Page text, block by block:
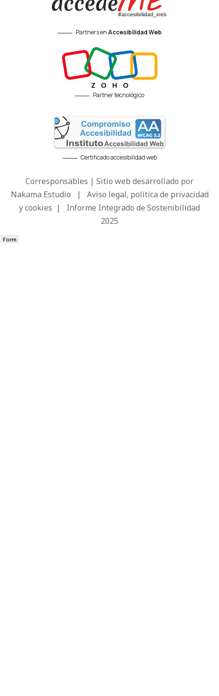
Partners enAccesibilidad Web
Partner tecnológico
Certificado accesibilidad web
Corresponsables | Sitio web desarrollado por
Nakama Estudio | Aviso legal, política de privacidad
y cookies | Informe Integrado de Sostenibilidad
2025
Form